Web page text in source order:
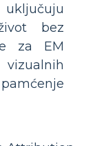
bez
za EM